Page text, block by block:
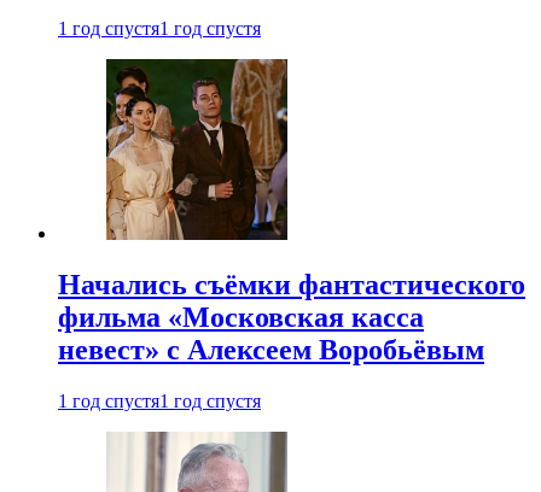
1 год спустя1 год спустя
Начались съёмки фантастического
фильма «Московская касса
невест» с Алексеем Воробьёвым
1 год спустя1 год спустя